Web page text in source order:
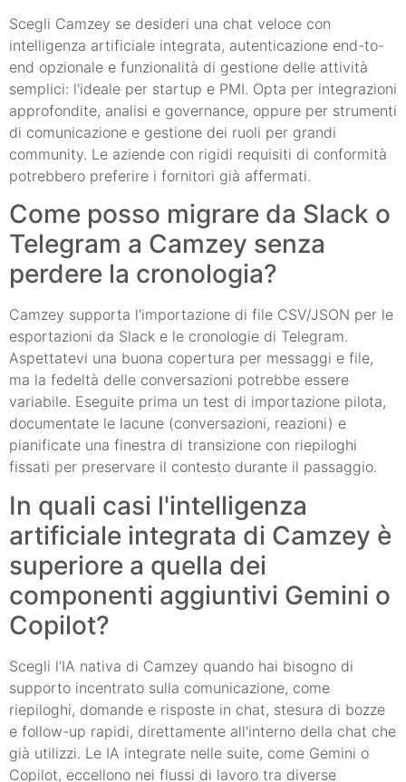
Scegli Camzey se desideri una chat veloce con
intelligenza artificiale integrata, autenticazione end-to-
end opzionale e funzionalità di gestione delle attività
semplici: l'ideale per startup e PMI. Opta per integrazioni
approfondite, analisi e governance, oppure per strumenti
di comunicazione e gestione dei ruoli per grandi
community. Le aziende con rigidi requisiti di conformità
potrebbero preferire i fornitori già affermati.
Come posso migrare da Slack o
Telegram a Camzey senza
perdere la cronologia?
Camzey supporta l'importazione di file CSV/JSON per le
esportazioni da Slack e le cronologie di Telegram.
Aspettatevi una buona copertura per messaggi e file,
ma la fedeltà delle conversazioni potrebbe essere
variabile. Eseguite prima un test di importazione pilota,
documentate le lacune (conversazioni, reazioni) e
pianificate una finestra di transizione con riepiloghi
fissati per preservare il contesto durante il passaggio.
In quali casi l'intelligenza
artificiale integrata di Camzey è
superiore a quella dei
componenti aggiuntivi Gemini o
Copilot?
Scegli l'IA nativa di Camzey quando hai bisogno di
supporto incentrato sulla comunicazione, come
riepiloghi, domande e risposte in chat, stesura di bozze
e follow-up rapidi, direttamente all'interno della chat che
già utilizzi. Le IA integrate nelle suite, come Gemini o
Copilot, eccellono nei flussi di lavoro tra diverse